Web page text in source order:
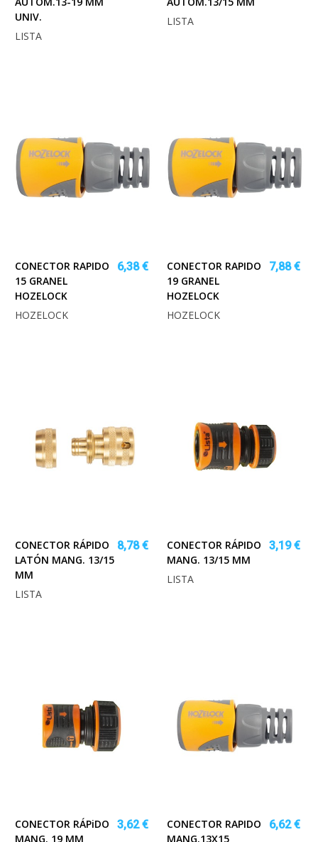
UNIV.
LISTA
LISTA
CONECTOR RAPIDO
15 GRANEL
HOZELOCK
6,38 €
HOZELOCK
CONECTOR RAPIDO
19 GRANEL
HOZELOCK
7,88 €
HOZELOCK
CONECTOR RÁPIDO
LATÓN MANG. 13/15
MM
8,78 €
LISTA
CONECTOR RÁPIDO
MANG. 13/15 MM
3,19 €
LISTA
CONECTOR RÁPiDO
MANG. 19 MM
3,62 €
CONECTOR RAPIDO
MANG.13X15
6,62 €